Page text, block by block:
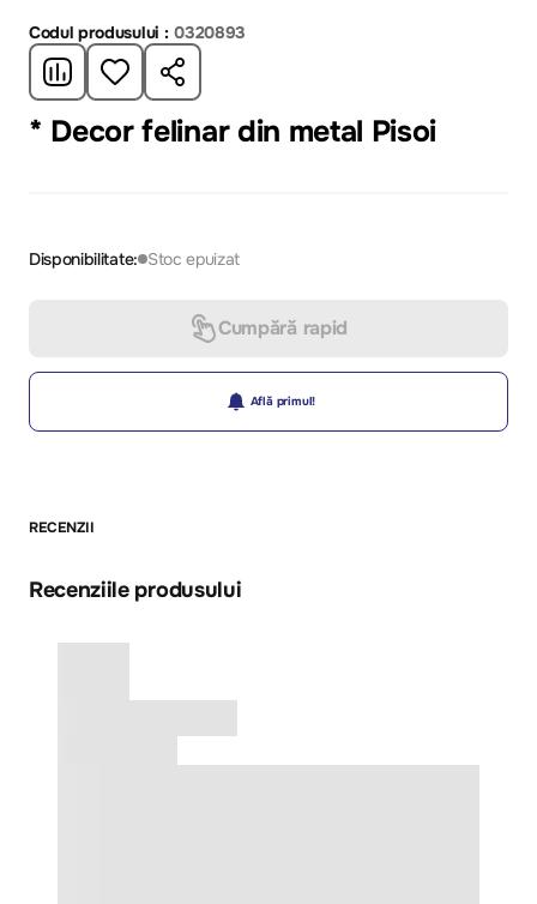
Codul produsului : 0320893
* Decor felinar din metal Pisoi
Disponibilitate: Stoc epuizat
Cumpără rapid
Află primul!
RECENZII
Recenziile produsului